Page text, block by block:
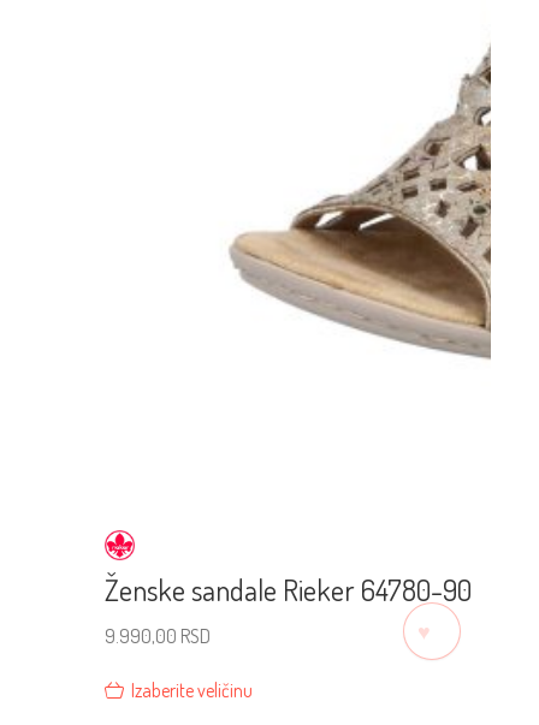
Ženske sandale Rieker 64780-90
9.990,00 RSD
Izaberite veličinu